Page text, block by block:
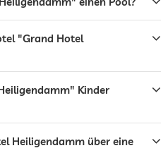
"Grand Hotel
Kinder
Heiligendamm über eine